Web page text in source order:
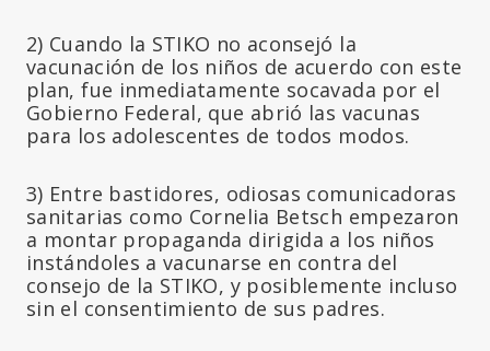
2) Cuando la STIKO no aconsejó la
vacunación de los niños de acuerdo con este
plan, fue inmediatamente socavada por el
Gobierno Federal, que abrió las vacunas
para los adolescentes de todos modos.
3) Entre bastidores, odiosas comunicadoras
sanitarias como Cornelia Betsch empezaron
a montar propaganda dirigida a los niños
instándoles a vacunarse en contra del
consejo de la STIKO, y posiblemente incluso
sin el consentimiento de sus padres.